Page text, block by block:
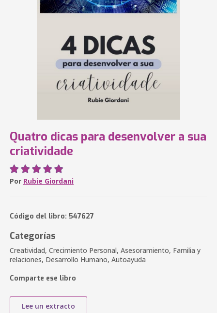
Quatro dicas para desenvolver a sua
criatividade
Por Rubie Giordani
Código del libro: 547627
Categorías
Creatividad, Crecimiento Personal, Asesoramiento, Familia y
relaciones, Desarrollo Humano, Autoayuda
Comparte ese libro
Lee un extracto